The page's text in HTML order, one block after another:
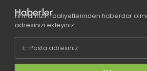
Haberler
Firmamızın faaliyetlerinden haberdar
adresinizi ekleyiniz.